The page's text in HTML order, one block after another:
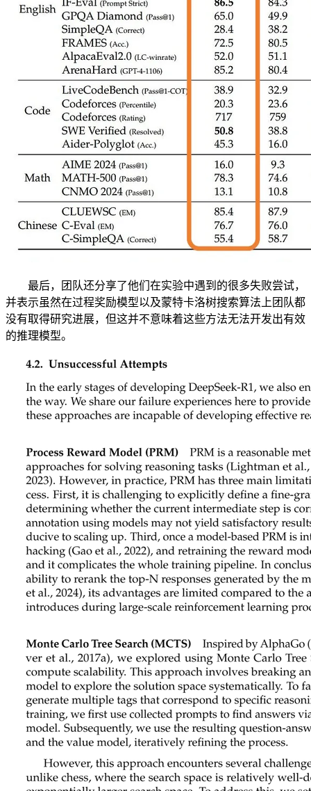
最后，团队还分享了他们在实验中遇到的很多失败尝试，
并表示虽然在过程奖励模型以及蒙特卡洛树搜索算法上团队都
没有取得研究进展，但这并不意味着这些方法无法开发出有效
的推理模型。